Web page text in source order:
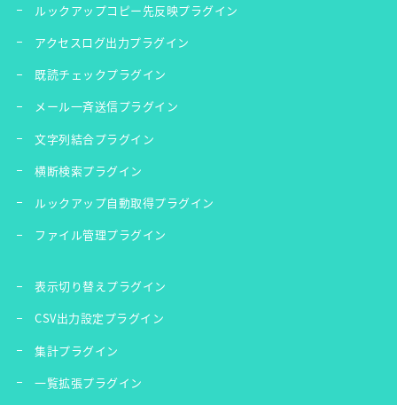
ルックアップコピー先反映プラグイン
アクセスログ出力プラグイン
既読チェックプラグイン
メール一斉送信プラグイン
文字列結合プラグイン
横断検索プラグイン
ルックアップ自動取得プラグイン
ファイル管理プラグイン
表示切り替えプラグイン
CSV出力設定プラグイン
集計プラグイン
一覧拡張プラグイン